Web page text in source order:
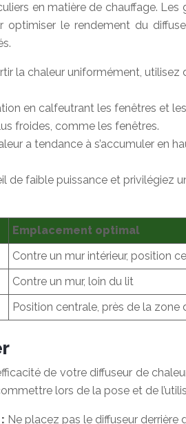
en matière de chauffage.
optimiser le rendement du
la chaleur uniformément, utilisez
en calfeutrant les fenêtres et
froides, comme les fenêtres.
a tendance à s’accumuler en
de faible puissance et privilégiez
Emplacement optimal
Contre un mur intérieur, position
Contre un mur, loin du lit
Position centrale, près de la zone
de votre diffuseur de
lors de la pose et de
Ne placez pas le diffuseur